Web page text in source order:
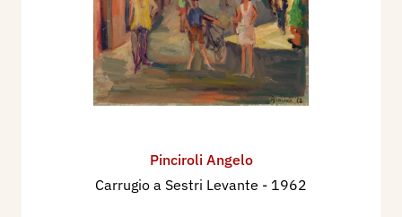
Pinciroli Angelo
Carrugio a Sestri Levante - 1962